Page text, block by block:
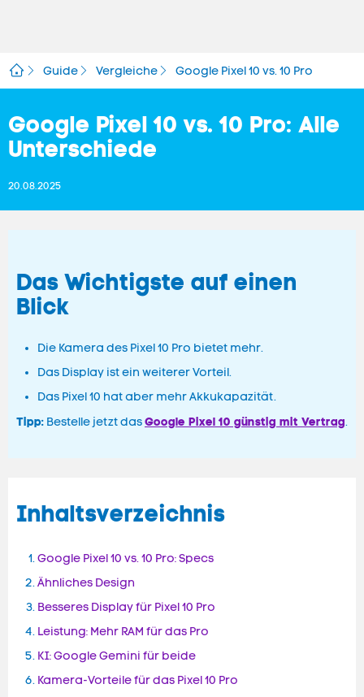
Guide Vergleiche Google Pixel 10 vs. 10 Pro
Google Pixel 10 vs. 10 Pro: Alle
Unterschiede
20.08.2025
Das Wichtigste auf einen
Blick
Die Kamera des Pixel 10 Pro bietet mehr.
Das Display ist ein weiterer Vorteil.
Das Pixel 10 hat aber mehr Akkukapazität.
Tipp: Bestelle jetzt dasGoogle Pixel 10 günstig mit Vertrag.
Inhaltsverzeichnis
Google Pixel 10 vs. 10 Pro: Specs
Ähnliches Design
Besseres Display für Pixel 10 Pro
Leistung: Mehr RAM für das Pro
KI: Google Gemini für beide
Kamera-Vorteile für das Pixel 10 Pro